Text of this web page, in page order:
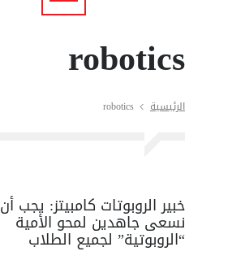
robotics
الرئيسية robotics
خبير الروبوتات كامبيتز: يجب أن
نسعى جاهدين لمحو الأمية
“الروبوتية” لجميع الطلاب